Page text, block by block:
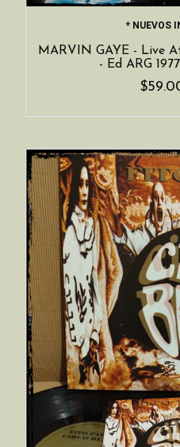
* NUEVOS
MARVIN GAYE - Live
- Ed ARG